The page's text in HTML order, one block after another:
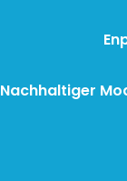
Nachhaltiger